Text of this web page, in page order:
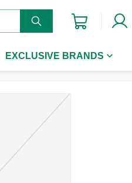
EXCLUSIVE BRANDS